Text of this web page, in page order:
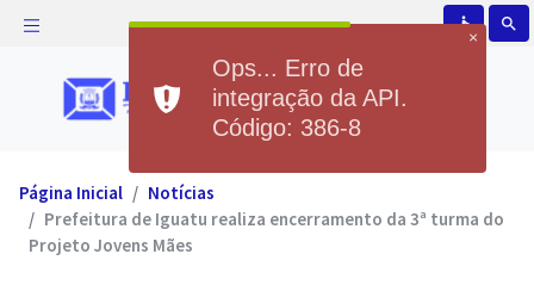
accessible search
Página Inicial
Notícias
Prefeitura de Iguatu realiza encerramento da 3ª turma do
Projeto Jovens Mães
×
Ops... Erro de
integração da API.
Código: 386-8